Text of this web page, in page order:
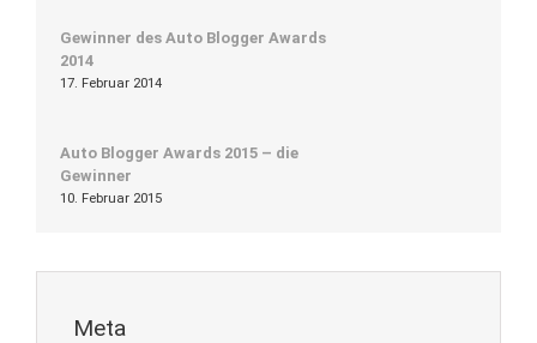
Gewinner des Auto Blogger Awards
2014
17. Februar 2014
Auto Blogger Awards 2015 – die
Gewinner
10. Februar 2015
Meta